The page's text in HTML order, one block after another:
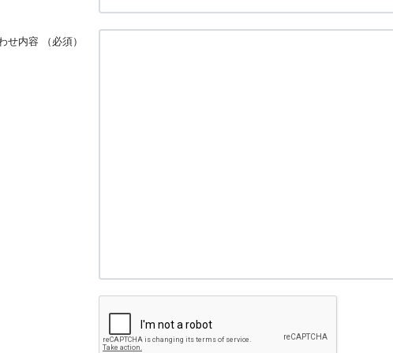
せ内容 （必須）